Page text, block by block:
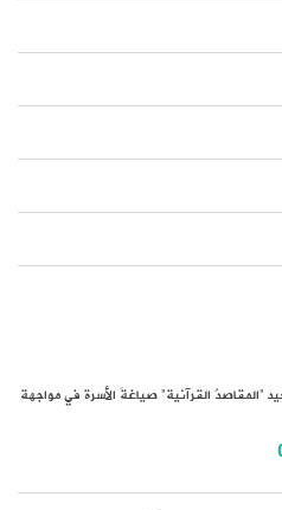
“المقاصدُ القرآنية” صياغةَ الأسرة في مواجهة